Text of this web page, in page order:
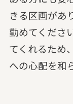
きる区画があ
勤めてくださ
てくれるため
への心配を和